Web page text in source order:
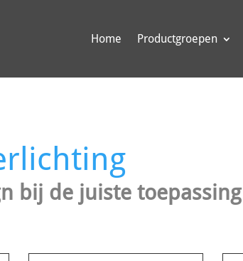
Home Productgroepen
bij de juiste toepassing